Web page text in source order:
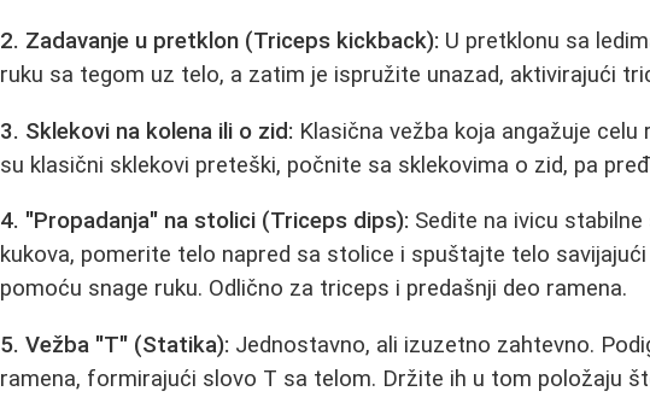
2. Zadavanje u pretklon (Triceps kickback): U pretklonu sa
ruku sa tegom uz telo, a zatim je ispružite unazad, aktivirajući
3. Sklekovi na kolena ili o zid: Klasična vežba koja angažuje celu
su klasični sklekovi preteški, počnite sa sklekovima o zid, pa
4. "Propadanja" na stolici (Triceps dips): Sedite na ivicu
kukova, pomerite telo napred sa stolice i spuštajte telo
pomoću snage ruku. Odlično za triceps i predašnji deo ramena.
5. Vežba "T" (Statika): Jednostavno, ali izuzetno zahtevno.
ramena, formirajući slovo T sa telom. Držite ih u tom položaju